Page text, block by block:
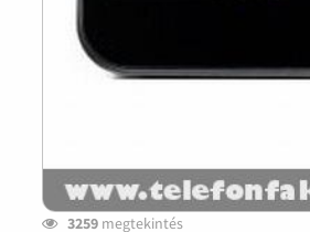
3259 megtekintés